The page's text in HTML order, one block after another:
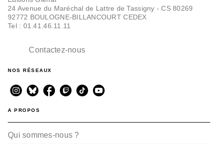
24 Avenue du Maréchal de Lattre de Tassigny - CS 80269
92772 BOULOGNE-BILLANCOURT CEDEX
Tel : 01.41.46.11.11
Contactez-nous
NOS RÉSEAUX
A PROPOS
Qui sommes-nous ?